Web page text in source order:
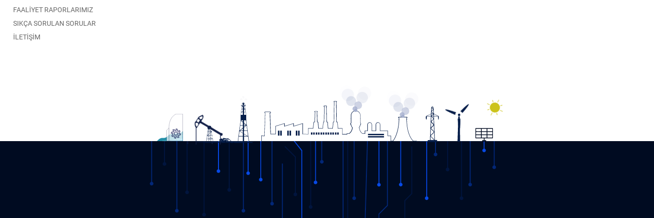
FAALİYET RAPORLARIMIZ
SIKÇA SORULAN SORULAR
İLETİŞİM